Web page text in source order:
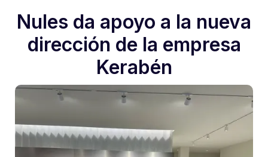
Nules da apoyo a la nueva
dirección de la empresa
Kerabén